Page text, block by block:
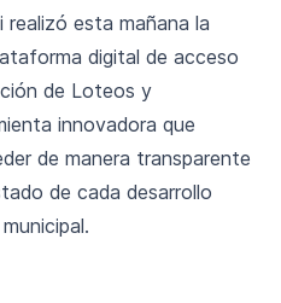
realizó esta mañana la
digital de acceso
de Loteos y
innovadora que
de manera transparente
de cada desarrollo